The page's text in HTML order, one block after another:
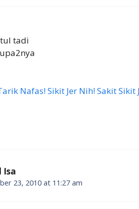
tadi
Nafas! Sikit Jer Nih! Sakit Sikit
Isa
23, 2010 at 11:27 am